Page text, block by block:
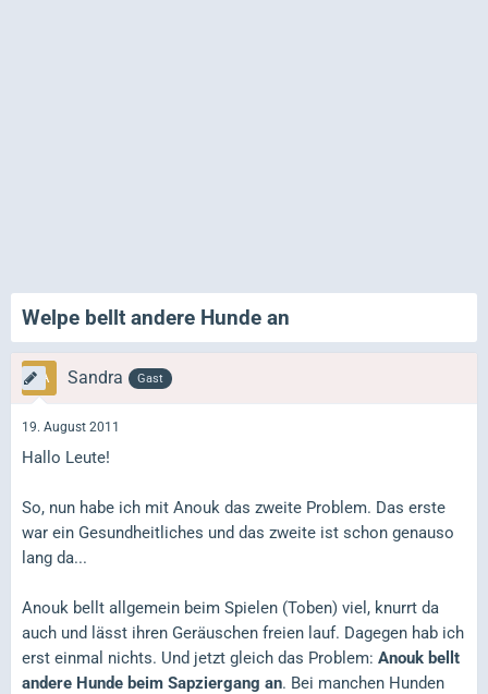
Welpe bellt andere Hunde an
Sandra Gast
19. August 2011
Hallo Leute!
So, nun habe ich mit Anouk das zweite Problem. Das erste
war ein Gesundheitliches und das zweite ist schon genauso
lang da...
Anouk bellt allgemein beim Spielen (Toben) viel, knurrt da
auch und lässt ihren Geräuschen freien lauf. Dagegen hab ich
erst einmal nichts. Und jetzt gleich das Problem: Anouk bellt
andere Hunde beim Sapziergang an. Bei manchen Hunden